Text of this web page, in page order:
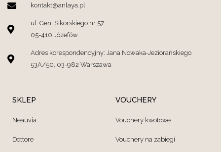
kontakt@anlaya.pl
ul. Gen. Sikorskiego nr 57
05-410 Józefów
Adres korespondencyjny: Jana Nowaka-Jeziorańskiego
53A/50, 03-982 Warszawa
SKLEP
Neauvia
Dottore
VOUCHERY
Vouchery kwotowe
Vouchery na zabiegi